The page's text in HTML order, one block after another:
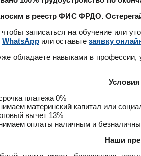
в реестр ФИС ФРДО.
записаться на обучение или
WhatsApp или оставьте заявку
обладаете навыками в
платежа 0%
материнский капитал или
вычет 13%
оплаты наличным и
Наши